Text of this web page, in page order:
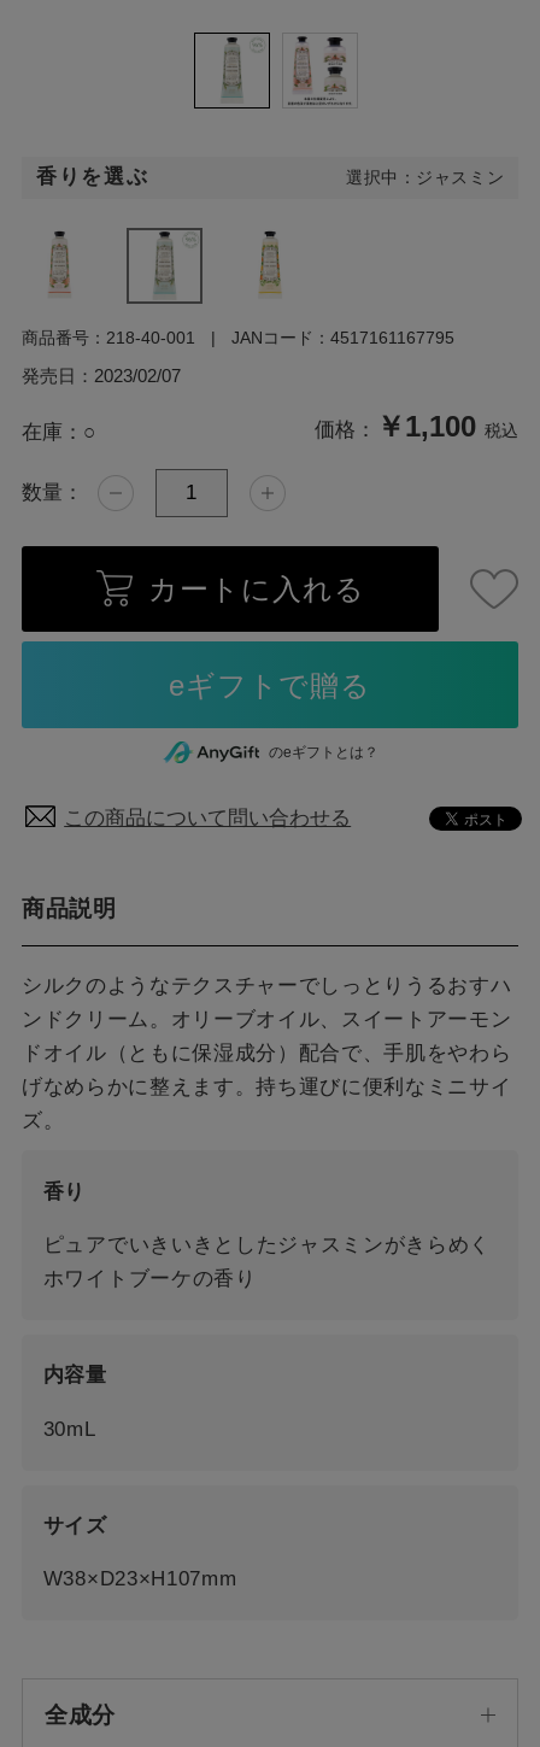
香りを選ぶ 選択中：ジャスミン
発売日： 2023/02/07
商品番号： 218-40-001 JANコード： 4517161167795
在庫： ○ 価格： ￥1,100 税込
数量：
カートに入れる
のeギフトとは？
この商品について問い合わせる
商品説明
シルクのようなテクスチャーでしっとりうるおすハ
ンドクリーム。オリーブオイル、スイートアーモン
ドオイル（ともに保湿成分）配合で、手肌をやわら
げなめらかに整えます。持ち運びに便利なミニサイ
ズ。
香り
ピュアでいきいきとしたジャスミンがきらめく
ホワイトブーケの香り
内容量
30mL
サイズ
W38×D23×H107mm
全成分